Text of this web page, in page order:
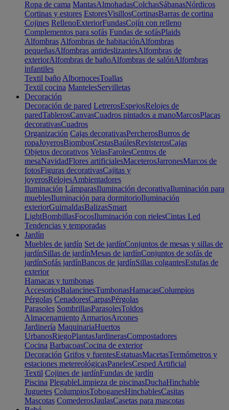
Ropa de cama MantasAlmohadasColchasSábanasNórdicos
Cortinas y estores EstoresVisillosCortinasBarras de cortina
Cojines RellenoExteriorFundasCojín con relleno
Complementos para sofás Fundas de sofásPlaids
Alfombras Alfombras de habitaciónAlfombras
pequeñasAlfombras antideslizantesAlfombras de
exteriorAlfombras de bañoAlfombras de salónAlfombras
infantiles
Textil baño AlbornocesToallas
Textil cocina MantelesServilletas
Decoración
Decoración de pared LetrerosEspejosRelojes de
paredTablerosCanvasCuadros pintados a manoMarcosPlacas
decorativasCuadros
Organización Cajas decorativasPercherosBurros de
ropaJoyerosBiombosCestasBaúlesRevisterosCajas
Objetos decorativos VelasFarolesCentros de
mesaNavidadFlores artificialesMaceterosJarronesMarcos de
fotosFiguras decorativasCajitas y
joyerosRelojesAmbientadores
Iluminación LámparasIluminación decorativaIluminación para
mueblesIluminación para dormitorioIluminación
exteriorGuirnaldasBalizasSmart
LightBombillasFocosIluminación con rielesCintas Led
Tendencias y temporadas
Jardín
Muebles de jardín Set de jardínConjuntos de mesas y sillas de
jardínSillas de jardínMesas de jardínConjuntos de sofás de
jardínSofás jardínBancos de jardínSillas colgantesEstufas de
exterior
Hamacas y tumbonas
AccesoriosBalancinesTumbonasHamacasColumpios
Pérgolas CenadoresCarpasPérgolas
Parasoles SombrillasParasolesToldos
Almacenamiento ArmariosArcones
Jardinería MaquinariaHuertos
UrbanosRiegoPlantasJardinerasCompostadores
Cocina BarbacoasCocina de exterior
Decoración Grifos y fuentesEstatuasMacetasTermómetros y
estaciones metereológicasPanelesCesped Artificial
Textil Cojines de jardínFundas de jardín
Piscina PlegableLimpieza de piscinasDuchaHinchable
Juguetes ColumpiosToboganesHinchablesCasitas
Mascotas ComederosJaulasCasetas para mascotas